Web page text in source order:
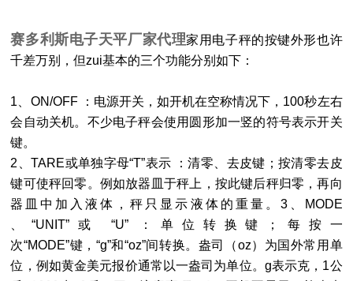
赛多利斯电子天平厂家代理家用电子秤的按键外形也许
千差万别，但zui基本的三个功能分别如下：
1 ON/OFF ：电源开关，如开机在空称情况下， 100秒左右
会自动关机。不少电子秤会使用圆形加一竖的符号表示开关
键。
2 、TARE或单独字母“T”表示
：清零、去皮键；按清零去皮
键可使秤回零。例如放器皿于秤上，按此键后秤归零，再向
器皿中加入液体，秤只显示液体的重量。 3、
MODE
、“UNIT”或 “U”
：单位转换键；每按一
次“MODE”键，“g”和“oz”间转换。盎司（oz）为国外常用单
位，例如黄金美元报价通常以一盎司为单位。 g表示克， 1公